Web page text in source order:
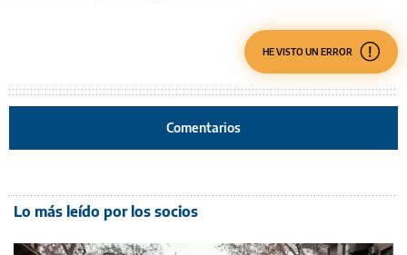
HE VISTO UN ERROR
Comentarios
Lo más leído por los socios